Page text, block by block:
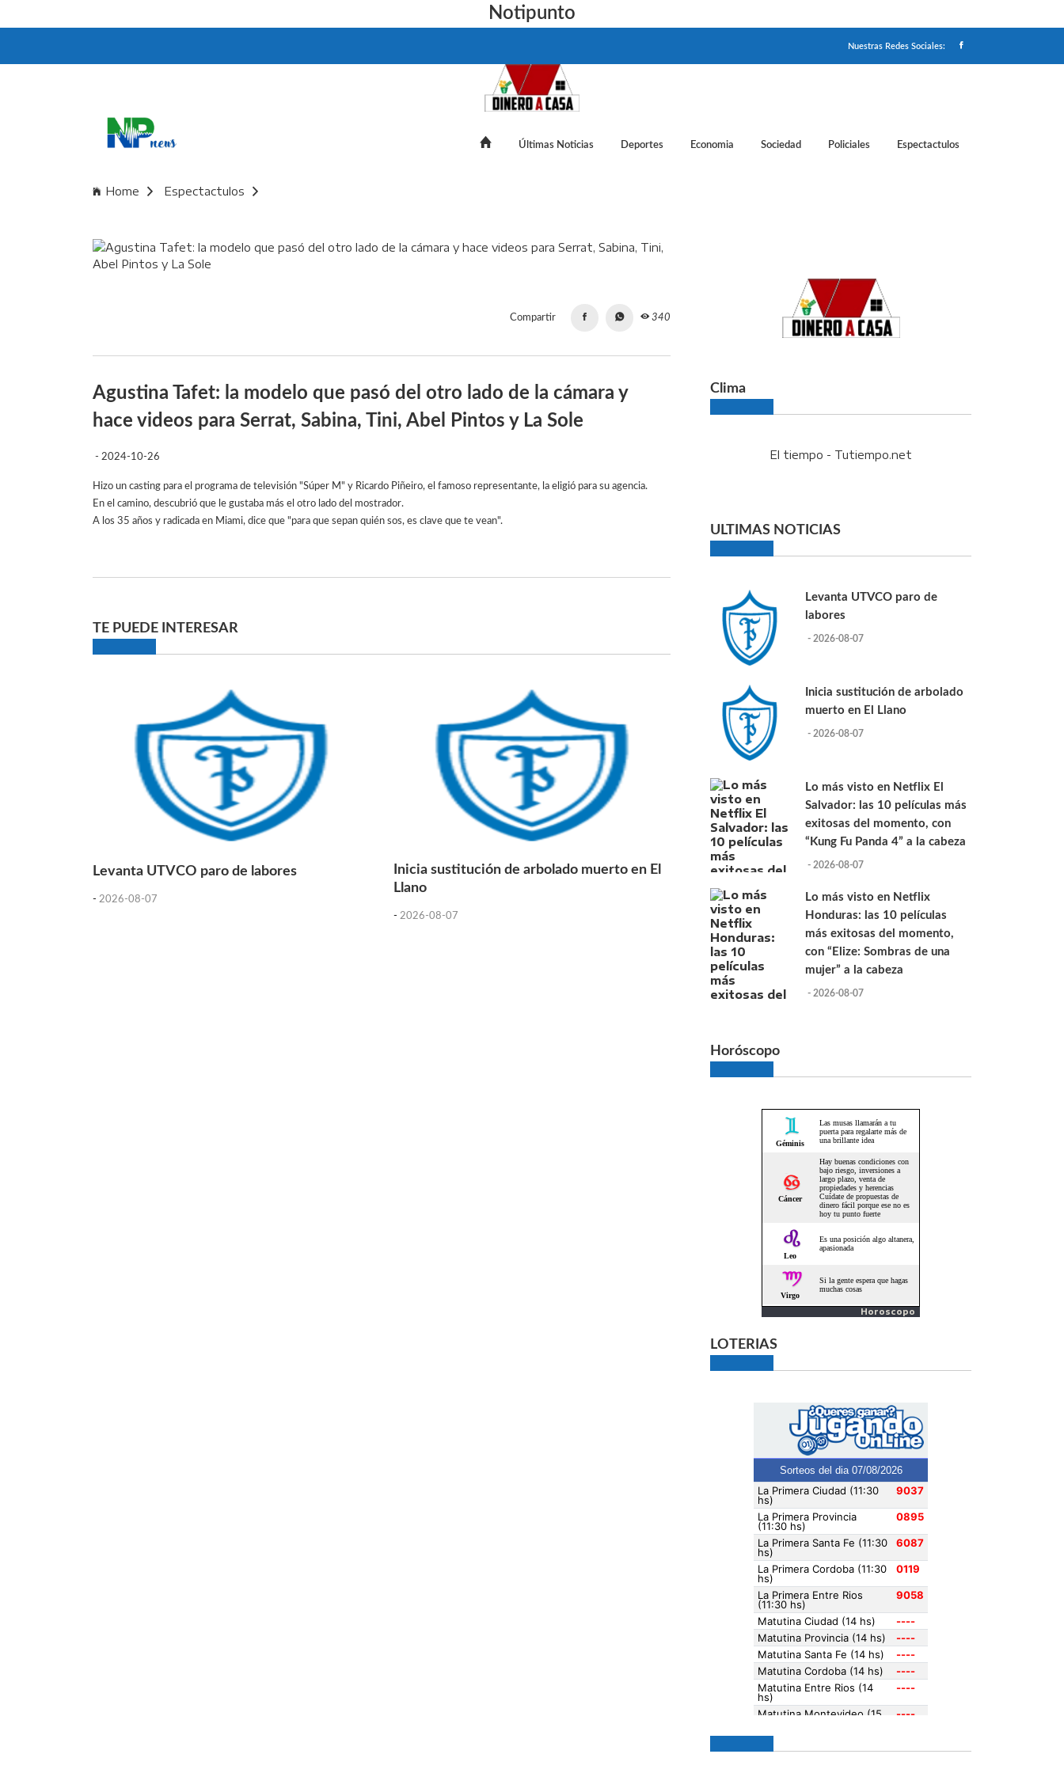
Notipunto
Nuestras Redes Sociales:
Últimas Noticias Deportes Economia Sociedad Policiales Espectactulos
Home Espectactulos
Compartir 340
Agustina Tafet: la modelo que pasó del otro lado de la cámara y
hace videos para Serrat, Sabina, Tini, Abel Pintos y La Sole
- 2024-10-26
Hizo un casting para el programa de televisión "Súper M" y Ricardo Piñeiro, el famoso representante, la eligió para su agencia.
En el camino, descubrió que le gustaba más el otro lado del mostrador.
A los 35 años y radicada en Miami, dice que "para que sepan quién sos, es clave que te vean".
TE PUEDE INTERESAR
Levanta UTVCO paro de labores
- 2026-08-07
Inicia sustitución de arbolado muerto en El
Llano
- 2026-08-07
Clima
El tiempo - Tutiempo.net
ULTIMAS NOTICIAS
Levanta UTVCO paro de
labores
- 2026-08-07
Inicia sustitución de arbolado
muerto en El Llano
- 2026-08-07
Lo más visto en Netflix El
Salvador: las 10 películas más
exitosas del momento, con
“Kung Fu Panda 4” a la cabeza
- 2026-08-07
Lo más visto en Netflix
Honduras: las 10 películas
más exitosas del momento,
con “Elize: Sombras de una
mujer” a la cabeza
- 2026-08-07
Horóscopo
Horoscopo
LOTERIAS